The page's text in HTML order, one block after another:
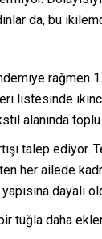
da, bu
listesinde
alanında
talep ediyor.
her ailede
dayalı
tuğla daha